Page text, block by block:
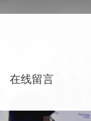
在线留言